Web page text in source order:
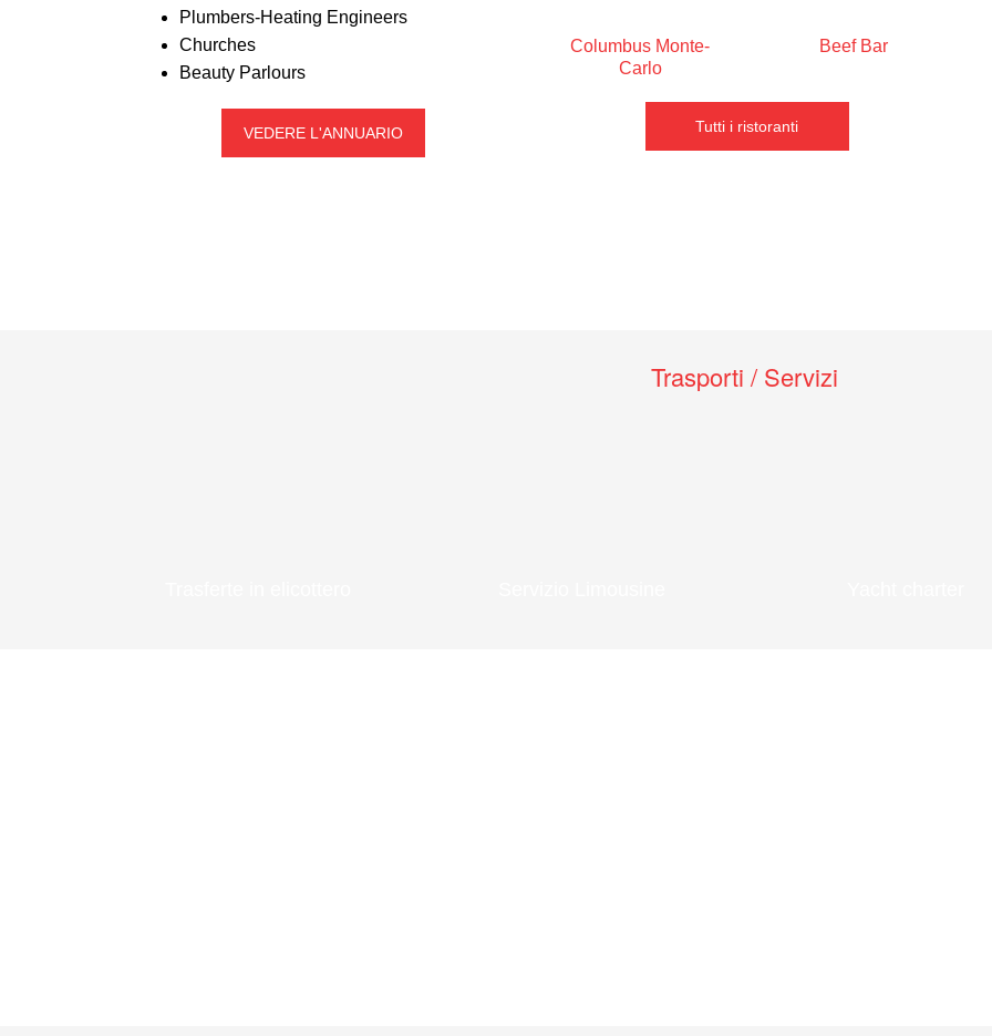
Plumbers-Heating Engineers
Churches
Beauty Parlours
VEDERE L'ANNUARIO
Columbus Monte-
Carlo
Beef Bar
Tutti i ristoranti
Trasporti / Servizi